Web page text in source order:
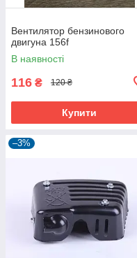
Вентилятор бензинового
двигуна 156f
В наявності
116 ₴ 120 ₴
Купити
–3%